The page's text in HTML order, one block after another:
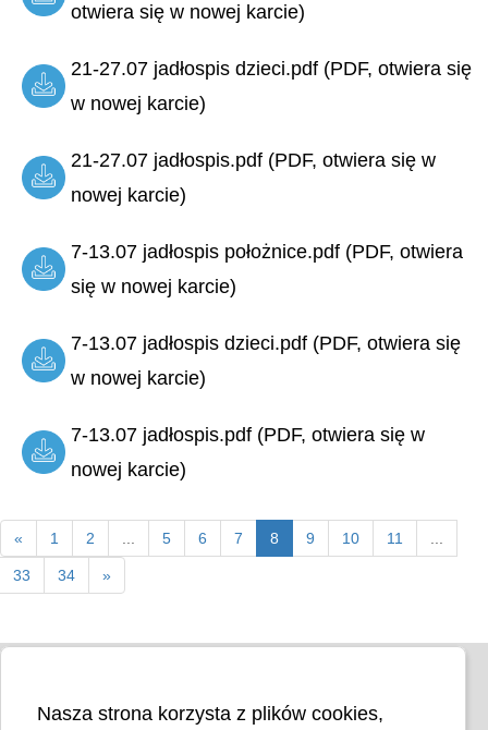
otwiera się w nowej karcie)
21-27.07 jadłospis dzieci.pdf (PDF, otwiera się
w nowej karcie)
21-27.07 jadłospis.pdf (PDF, otwiera się w
nowej karcie)
7-13.07 jadłospis położnice.pdf (PDF, otwiera
się w nowej karcie)
7-13.07 jadłospis dzieci.pdf (PDF, otwiera się
w nowej karcie)
7-13.07 jadłospis.pdf (PDF, otwiera się w
nowej karcie)
« 1 2 5 6 7 8 9 10 11
33 34 »
Nasza strona korzysta z plików cookies,